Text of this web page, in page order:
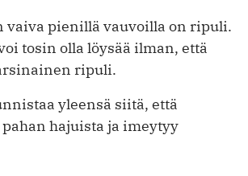
vaiva pienillä vauvoilla on ripuli.
tosin olla löysää ilman, että
ripuli.
yleensä siitä, että
hajuista ja imeytyy